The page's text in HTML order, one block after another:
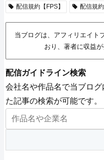
配信規約【FPS】
配信規
当ブログは、アフィリエイト
おり、著者に収益が
配信ガイドライン検索
会社名や作品名で当ブロ
た記事の検索が可能です。